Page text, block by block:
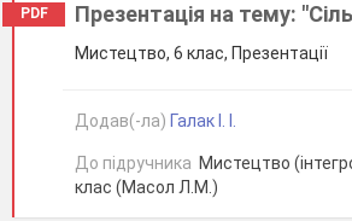
PDF Презентація на тему:
Мистецтво, 6 клас, Презентації
Додав(-ла) Галак І. І.
До підручника Мистецтво
клас (Масол Л.М.)